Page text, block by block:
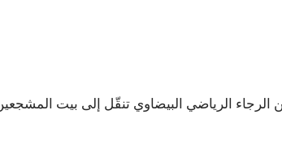
الرياضي البيضاوي تنقّل إلى بيت